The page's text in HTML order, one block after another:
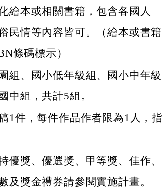
繪本或相關書籍，包含各國人
民情等內容皆可。（繪本或書籍
條碼標示）
組、國小低年級組、國小中年級
中組，共計5組。
1件，每件作品作者限為1人，指
優獎、優選獎、甲等獎、佳作、
及獎金禮券請參閱實施計畫。